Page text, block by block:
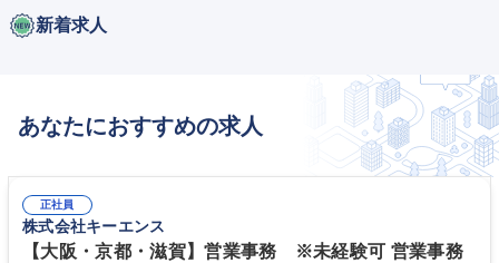
新着求人
あなたにおすすめの求人
正社員
株式会社キーエンス
【大阪・京都・滋賀】営業事務 ※未経験可 営業事務